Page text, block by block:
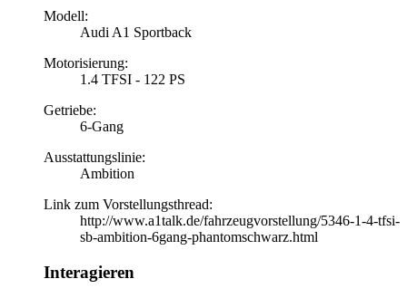
Modell:
Audi A1 Sportback
Motorisierung:
1.4 TFSI - 122 PS
Getriebe:
6-Gang
Ausstattungslinie:
Ambition
Link zum Vorstellungsthread:
http://www.a1talk.de/fahrzeugvorstellung/5346-1-4-tfsi-
sb-ambition-6gang-phantomschwarz.html
Interagieren